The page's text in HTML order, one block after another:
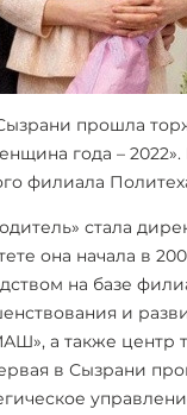
прошла
года –
филиала
стала
она начала в
на базе
и
а также центр
в Сызрани